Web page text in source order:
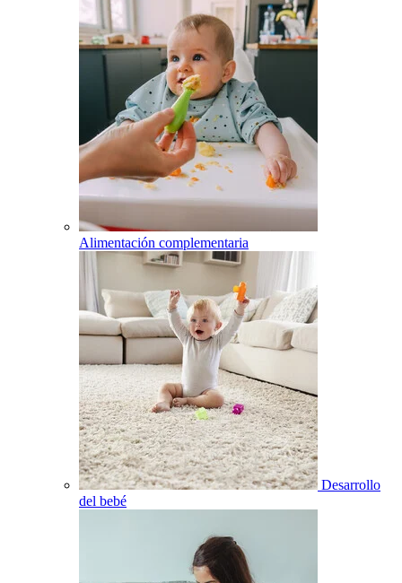
Alimentación complementaria
Desarrollo
del bebé